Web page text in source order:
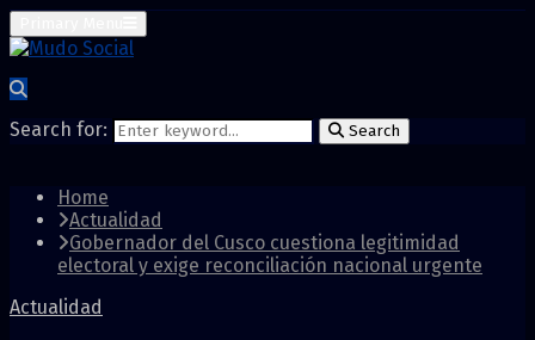
Search for: Search
Home
Actualidad
Gobernador del Cusco cuestiona legitimidad
electoral y exige reconciliación nacional urgente
Actualidad